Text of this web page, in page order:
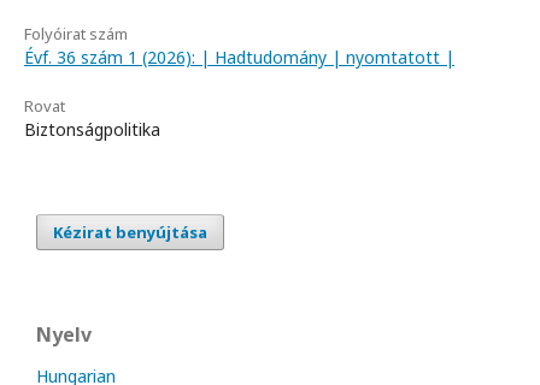
Folyóirat szám
Évf. 36 szám 1 (2026): | Hadtudomány | nyomtatott |
Rovat
Biztonságpolitika
Kézirat benyújtása
Nyelv
Hungarian